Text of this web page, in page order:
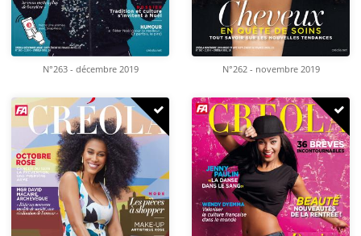
N°263 - décembre 2019 N°262 - novembre 2019